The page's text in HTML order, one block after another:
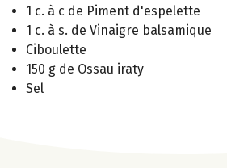
1 c. à c de Piment d'espelette
1 c. à s. de Vinaigre balsamique
Ciboulette
150 g de Ossau iraty
Sel